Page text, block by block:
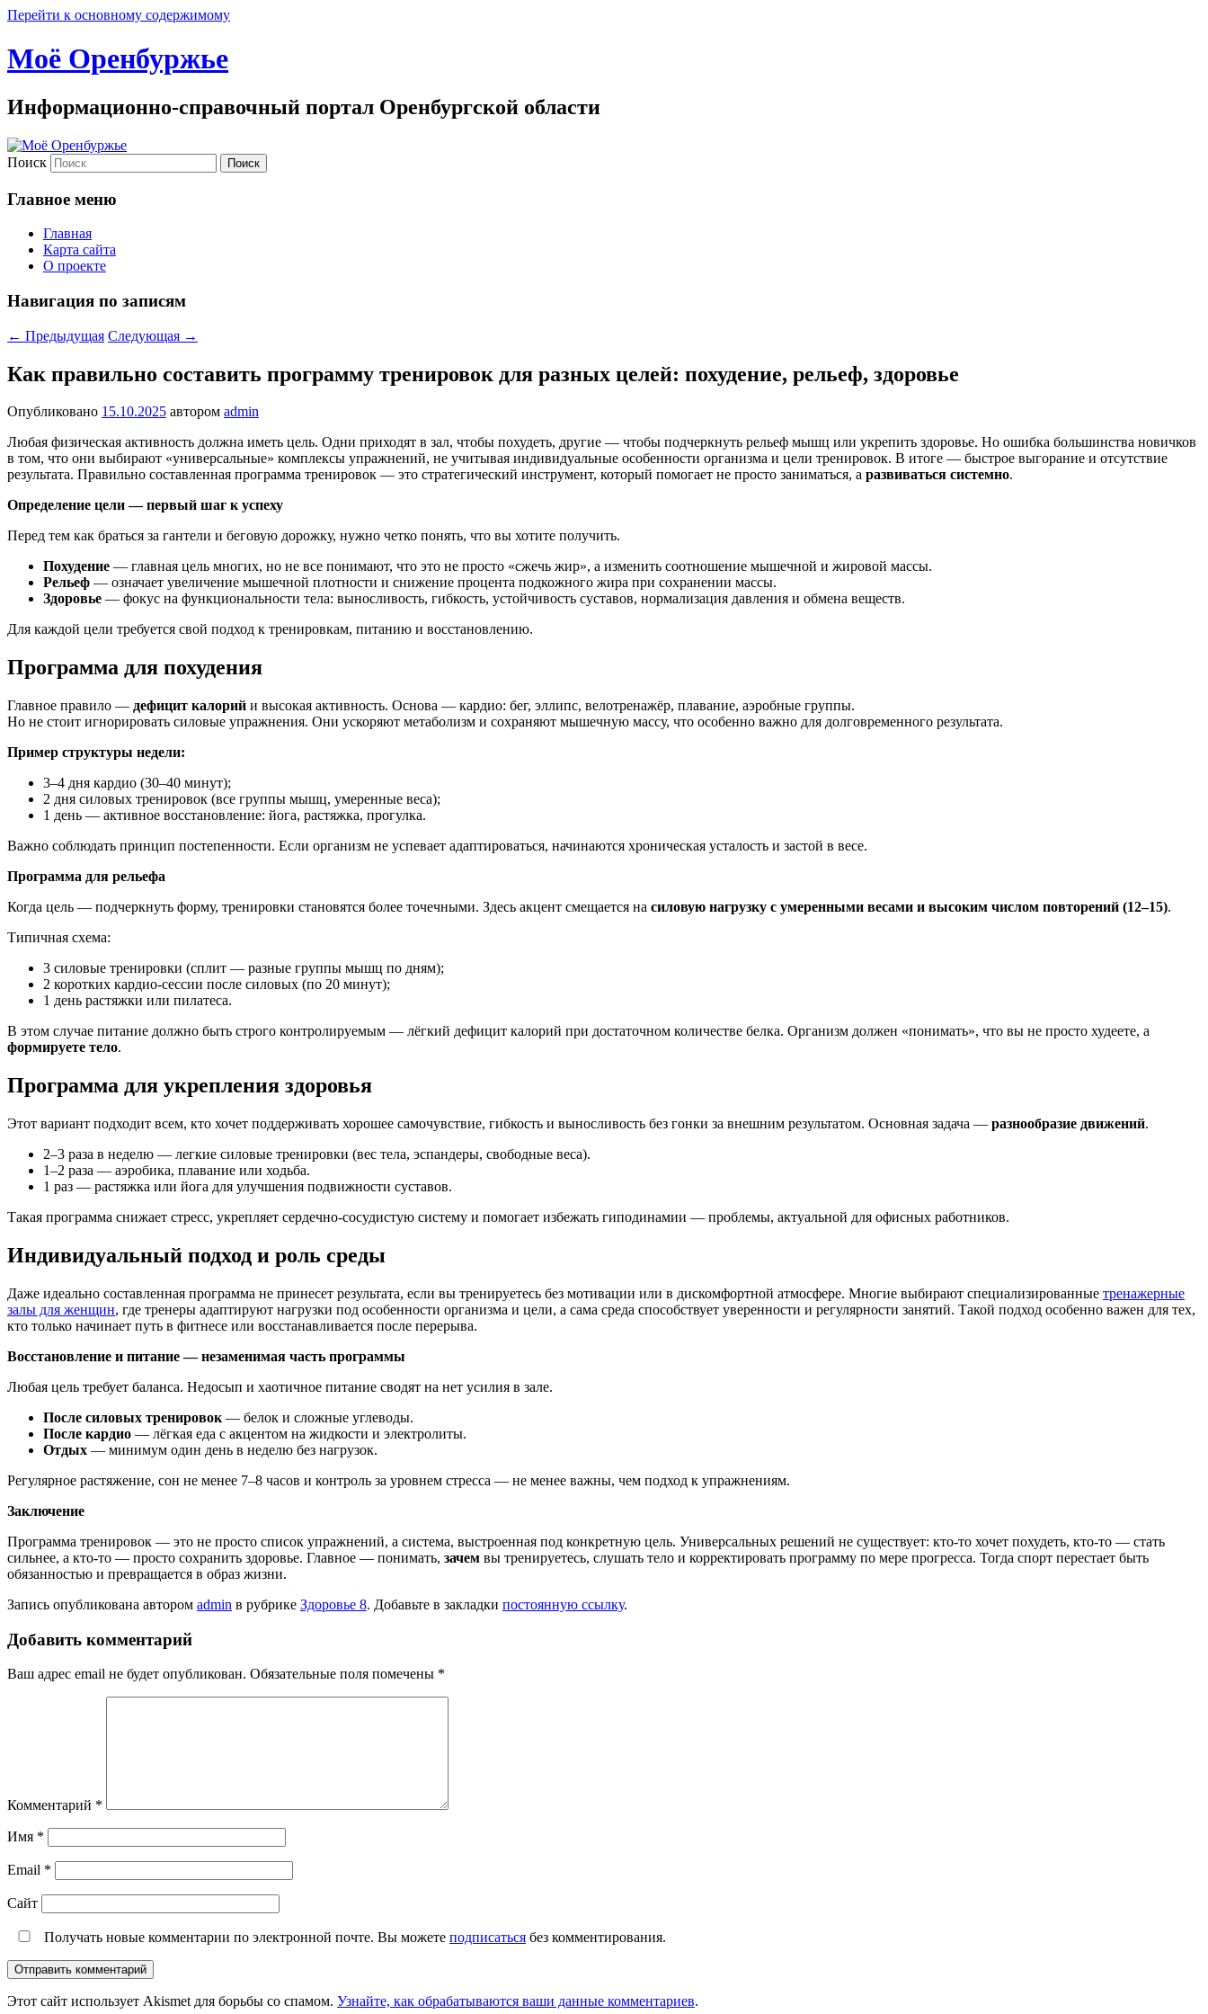
Перейти к основному содержимому
Моё Оренбуржье
Информационно-справочный портал Оренбургской области
Поиск
Главное меню
Главная
Карта сайта
О проекте
Навигация по записям
← Предыдущая Следующая →
Как правильно составить программу тренировок для разных целей: похудение, рельеф, здоровье
Опубликовано 15.10.2025 автором admin
Любая физическая активность должна иметь цель. Одни приходят в зал, чтобы похудеть, другие — чтобы подчеркнуть рельеф мышц или укрепить здоровье. Но ошибка большинства новичков
в том, что они выбирают «универсальные» комплексы упражнений, не учитывая индивидуальные особенности организма и цели тренировок. В итоге — быстрое выгорание и отсутствие
результата. Правильно составленная программа тренировок — это стратегический инструмент, который помогает не просто заниматься, а развиваться системно.
Определение цели — первый шаг к успеху
Перед тем как браться за гантели и беговую дорожку, нужно четко понять, что вы хотите получить.
Похудение — главная цель многих, но не все понимают, что это не просто «сжечь жир», а изменить соотношение мышечной и жировой массы.
Рельеф — означает увеличение мышечной плотности и снижение процента подкожного жира при сохранении массы.
Здоровье — фокус на функциональности тела: выносливость, гибкость, устойчивость суставов, нормализация давления и обмена веществ.
Для каждой цели требуется свой подход к тренировкам, питанию и восстановлению.
Программа для похудения
Главное правило — дефицит калорий и высокая активность. Основа — кардио: бег, эллипс, велотренажёр, плавание, аэробные группы.
Но не стоит игнорировать силовые упражнения. Они ускоряют метаболизм и сохраняют мышечную массу, что особенно важно для долговременного результата.
Пример структуры недели:
3–4 дня кардио (30–40 минут);
2 дня силовых тренировок (все группы мышц, умеренные веса);
1 день — активное восстановление: йога, растяжка, прогулка.
Важно соблюдать принцип постепенности. Если организм не успевает адаптироваться, начинаются хроническая усталость и застой в весе.
Программа для рельефа
Когда цель — подчеркнуть форму, тренировки становятся более точечными. Здесь акцент смещается на силовую нагрузку с умеренными весами и высоким числом повторений (12–15).
Типичная схема:
3 силовые тренировки (сплит — разные группы мышц по дням);
2 коротких кардио-сессии после силовых (по 20 минут);
1 день растяжки или пилатеса.
В этом случае питание должно быть строго контролируемым — лёгкий дефицит калорий при достаточном количестве белка. Организм должен «понимать», что вы не просто худеете, а
формируете тело.
Программа для укрепления здоровья
Этот вариант подходит всем, кто хочет поддерживать хорошее самочувствие, гибкость и выносливость без гонки за внешним результатом. Основная задача — разнообразие движений.
2–3 раза в неделю — легкие силовые тренировки (вес тела, эспандеры, свободные веса).
1–2 раза — аэробика, плавание или ходьба.
1 раз — растяжка или йога для улучшения подвижности суставов.
Такая программа снижает стресс, укрепляет сердечно-сосудистую систему и помогает избежать гиподинамии — проблемы, актуальной для офисных работников.
Индивидуальный подход и роль среды
Даже идеально составленная программа не принесет результата, если вы тренируетесь без мотивации или в дискомфортной атмосфере. Многие выбирают специализированные тренажерные
залы для женщин, где тренеры адаптируют нагрузки под особенности организма и цели, а сама среда способствует уверенности и регулярности занятий. Такой подход особенно важен для тех,
кто только начинает путь в фитнесе или восстанавливается после перерыва.
Восстановление и питание — незаменимая часть программы
Любая цель требует баланса. Недосып и хаотичное питание сводят на нет усилия в зале.
После силовых тренировок — белок и сложные углеводы.
После кардио — лёгкая еда с акцентом на жидкости и электролиты.
Отдых — минимум один день в неделю без нагрузок.
Регулярное растяжение, сон не менее 7–8 часов и контроль за уровнем стресса — не менее важны, чем подход к упражнениям.
Заключение
Программа тренировок — это не просто список упражнений, а система, выстроенная под конкретную цель. Универсальных решений не существует: кто-то хочет похудеть, кто-то — стать
сильнее, а кто-то — просто сохранить здоровье. Главное — понимать, зачем вы тренируетесь, слушать тело и корректировать программу по мере прогресса. Тогда спорт перестает быть
обязанностью и превращается в образ жизни.
Запись опубликована автором admin в рубрике Здоровье 8. Добавьте в закладки постоянную ссылку.
Добавить комментарий
Ваш адрес email не будет опубликован. Обязательные поля помечены *
Комментарий *
Имя *
Email *
Сайт
Получать новые комментарии по электронной почте. Вы можете подписаться без комментирования.
Этот сайт использует Akismet для борьбы со спамом. Узнайте, как обрабатываются ваши данные комментариев.